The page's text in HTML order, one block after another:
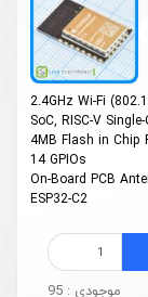
2.4GHz Wi-Fi
SoC, RISC-V
4MB Flash in Chip
14 GPIOs
On-Board PCB
ESP32-C2
موجودی : 95